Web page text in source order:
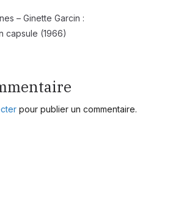
– Ginette Garcin :
capsule (1966)
pour publier un commentaire.